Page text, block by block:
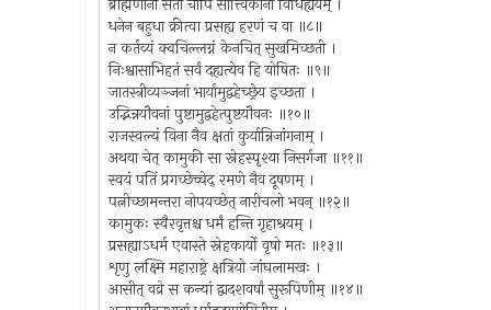
धनेन बहुधा क्रीत्वा प्रसह्य हरणं च वा ॥८॥
न कर्तव्यं क्वचिल्लग्नं केनचित् सुखमिच्छती ।
निःश्वासाभिहतं सर्वं दह्यत्येव हि योषितः ॥९॥
जातस्त्रीव्यञ्जनां भार्यामुद्वहेच्छ्रेय इच्छता ।
उद्भिन्नयौवनां पुष्टामुद्वहेत्पुष्टयौवनः ॥१०॥
राजस्वल्यं विना नैव क्षतां कुर्यान्निजांगनाम् ।
अथवा चेत् कामुकी सा स्नेहस्पृश्या निसर्गजा ॥११॥
स्वयं पतिं प्रगच्छेच्चेद् रमणे नैव दूषणम् ।
पत्नीच्छामन्तरा नोपयच्छेत् नारीचलो भवन् ॥१२॥
कामुकः स्वैरवृत्तश्च धर्मं हन्ति गृहाश्रयम् ।
प्रसह्याऽधर्म एवास्ते स्नेहकार्यो वृषो मतः ॥१३॥
शृणु लक्ष्मि महाराष्ट्रे क्षत्रियो जांघलामखः ।
आसीत् वव्रे स कन्यां द्वादशवर्षां सुरूपिणीम् ॥१४॥